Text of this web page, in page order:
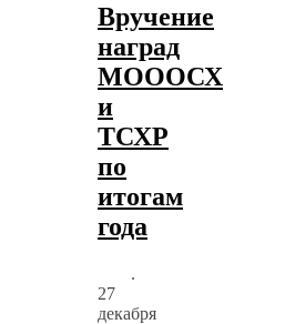
Вручение
наград
МОООСХ
и
ТСХР
по
итогам
года
.
27
декабря